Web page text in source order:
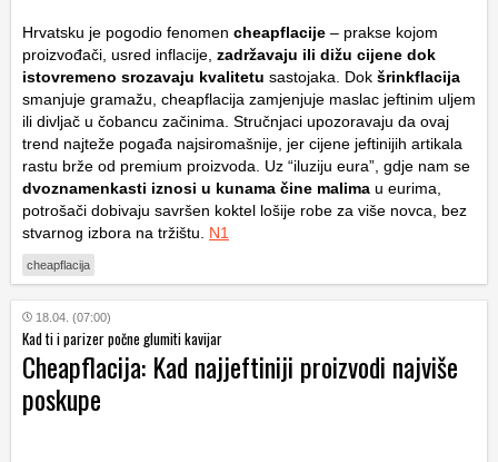
Hrvatsku je pogodio fenomen cheapflacije – prakse kojom
proizvođači, usred inflacije, zadržavaju ili dižu cijene dok
istovremeno srozavaju kvalitetu sastojaka. Dok šrinkflacija
smanjuje gramažu, cheapflacija zamjenjuje maslac jeftinim uljem
ili divljač u čobancu začinima. Stručnjaci upozoravaju da ovaj
trend najteže pogađa najsiromašnije, jer cijene jeftinijih artikala
rastu brže od premium proizvoda. Uz “iluziju eura”, gdje nam se
dvoznamenkasti iznosi u kunama čine malima u eurima,
potrošači dobivaju savršen koktel lošije robe za više novca, bez
stvarnog izbora na tržištu. N1
cheapflacija
18.04. (07:00)
Kad ti i parizer počne glumiti kavijar
Cheapflacija: Kad najjeftiniji proizvodi najviše
poskupe